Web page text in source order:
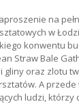
na
w
konwentu
Straw Bale
gliny oraz zlotu
A
ludzi, którzy